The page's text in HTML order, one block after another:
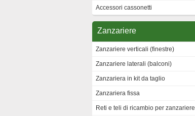
Accessori cassonetti
Zanzariere
Zanzariere verticali (finestre)
Zanzariere laterali (balconi)
Zanzariera in kit da taglio
Zanzariera fissa
Reti e teli di ricambio per zanzariere